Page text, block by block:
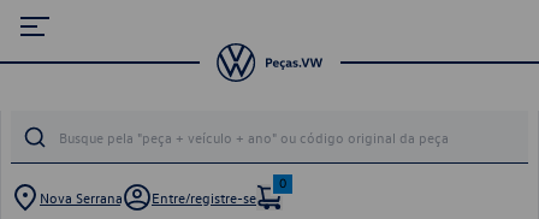
Nova Serrana Entre/registre-se
0